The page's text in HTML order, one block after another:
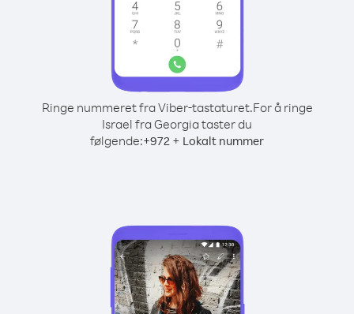
Ringe nummeret fra Viber-tastaturet.For å ringe
Israel fra Georgia taster du
følgende:+972 + Lokalt nummer